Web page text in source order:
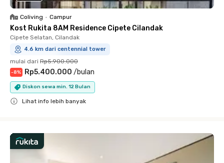
Coliving • Campur
Kost Rukita 8AM Residence Cipete Cilandak
Cipete Selatan, Cilandak
4.6 km dari centennial tower
mulai dari Rp5.900.000
-8% Rp5.400.000 /bulan
Diskon sewa min. 12 Bulan
Lihat info lebih banyak